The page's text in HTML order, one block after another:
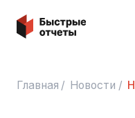
Быстрые отчеты
Главная / Новости /